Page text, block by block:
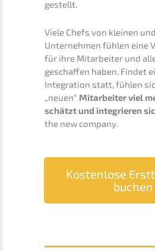
gestellt.
Viele Chefs von kleinen
Unter­neh­men fühlen eine
für ihre Mitar­bei­ter und
geschaf­fen haben. Findet
Integra­ti­on statt, fühlen
„neuen“ Mitar­bei­ter viel
schätzt und integrie­ren
the new company.
Kosten­lo­se
buchen